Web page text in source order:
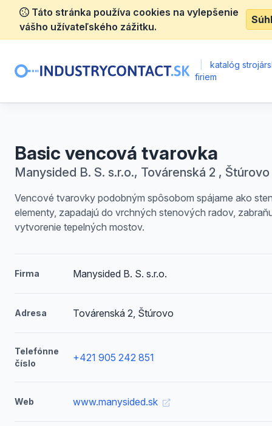
Táto stránka používa cookies na vylepšenie
vášho užívateľského zážitku.
katalóg
firiem
Basic vencová tvarovka
Manysided B. S. s.r.o., Továrenská 2 , Štúrovo
Vencové tvarovky podobným spôsobom spájame ako
elementy, zapadajú do vrchných stenových radov,
vytvorenie tepelných mostov.
Firma Manysided B. S. s.r.o.
Adresa Továrenská 2, Štúrovo
Telefónne
číslo
+421 905 242 851
Web www.manysided.sk